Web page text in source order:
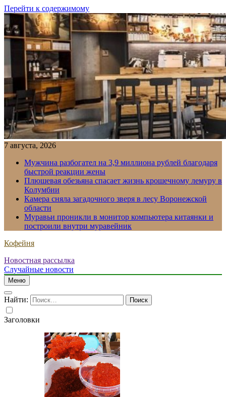
Перейти к содержимому
7 августа, 2026
Мужчина разбогател на 3,9 миллиона рублей благодаря
быстрой реакции жены
Плюшевая обезьяна спасает жизнь крошечному лемуру в
Колумбии
Камера сняла загадочного зверя в лесу Воронежской
области
Муравьи проникли в монитор компьютера китаянки и
построили внутри муравейник
Кофейня
Новостная рассылка
Случайные новости
Меню
Найти:
Заголовки